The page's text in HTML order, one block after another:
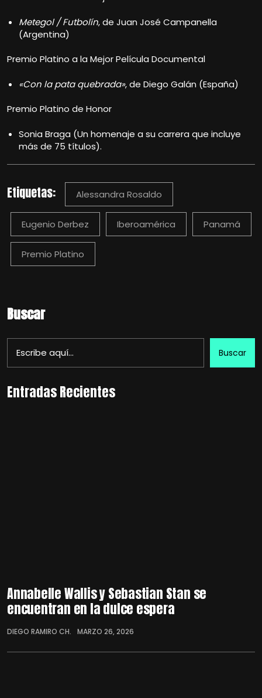
Metegol / Futbolín, de Juan José Campanella
(Argentina)
Premio Platino a la Mejor Película Documental
«Con la pata quebrada», de Diego Galán (España)
Premio Platino de Honor
Sonia Braga (Un homenaje a su carrera que incluye
más de 75 títulos).
Etiquetas: Alessandra Rosaldo
Eugenio Derbez Iberoamérica Panamá
Premio Platino
Buscar
Buscar
Entradas Recientes
Annabelle Wallis y Sebastian Stan se
encuentran en la dulce espera
DIEGO RAMIRO CH. MARZO 26, 2026